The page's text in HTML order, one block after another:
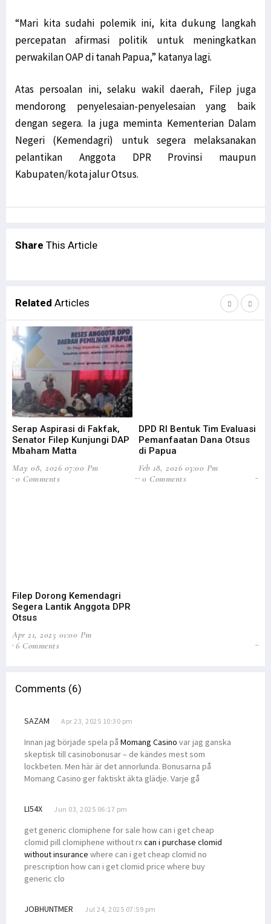
“Mari kita sudahi polemik ini, kita dukung langkah
percepatan afirmasi politik untuk meningkatkan
perwakilan OAP di tanah Papua,” katanya lagi.
Atas persoalan ini, selaku wakil daerah, Filep juga
mendorong penyelesaian-penyelesaian yang baik
dengan segera. Ia juga meminta Kementerian Dalam
Negeri (Kemendagri) untuk segera melaksanakan
pelantikan Anggota DPR Provinsi maupun
Kabupaten/kota jalur Otsus.
Share This Article
Related Articles
Serap Aspirasi di Fakfak,
Senator Filep Kunjungi DAP
Mbaham Matta
May 08, 2026 07:00 Pm
0 Comments
DPD RI Bentuk Tim Evaluasi
Pemanfaatan Dana Otsus
di Papua
Feb 18, 2026 03:00 Pm
0 Comments
Filep Dorong Kemendagri
Segera Lantik Anggota DPR
Otsus
Apr 21, 2025 01:00 Pm
6 Comments
Comments (6)
SAZAM Apr 23, 2025 10:30 pm
Innan jag började spela på Momang Casino var jag ganska
skeptisk till casinobonusar – de kändes mest som
lockbeten. Men här är det annorlunda. Bonusarna på
Momang Casino ger faktiskt äkta glädje. Varje gå
LI54X Jun 03, 2025 06:17 pm
get generic clomiphene for sale how can i get cheap
clomid pill clomiphene without rxcan i purchase clomid
without insurance where can i get cheap clomid no
prescription how can i get clomid price where buy
generic clo
JOBHUNTMER Jul 24, 2025 07:59 pm